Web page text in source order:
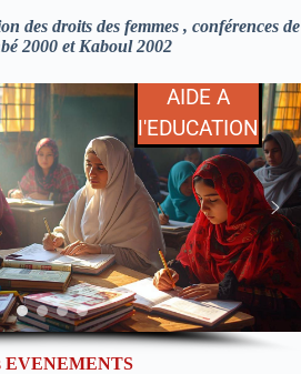
des droits des femmes , conférences de
2000 et Kaboul 2002
AIDE A
l'EDUCATION
EVENEMENTS